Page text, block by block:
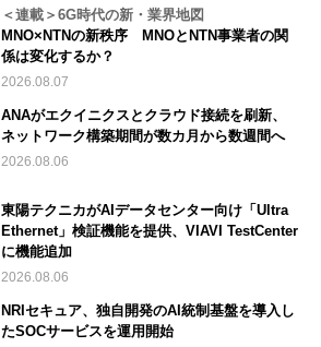
＜連載＞6G時代の新・業界地図
MNO×NTNの新秩序 MNOとNTN事業者の関
係は変化するか？
2026.08.07
ANAがエクイニクスとクラウド接続を刷新、
ネットワーク構築期間が数カ月から数週間へ
2026.08.06
東陽テクニカがAIデータセンター向け「Ultra
Ethernet」検証機能を提供、VIAVI TestCenter
に機能追加
2026.08.06
NRIセキュア、独自開発のAI統制基盤を導入し
たSOCサービスを運用開始